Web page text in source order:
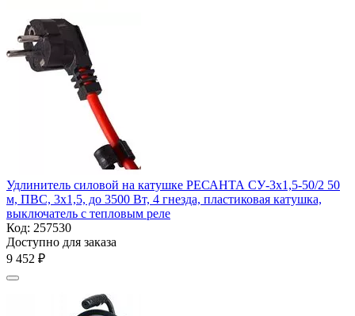
Удлинитель силовой на катушке РЕСАНТА СУ-3х1,5-50/2 50
м, ПВС, 3х1,5, до 3500 Вт, 4 гнезда, пластиковая катушка,
выключатель с тепловым реле
Код: 257530
Доступно для заказа
9 452 ₽